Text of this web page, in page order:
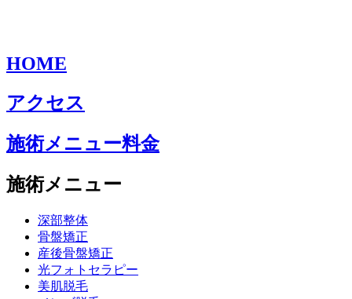
HOME
アクセス
施術メニュー料金
施術メニュー
深部整体
骨盤矯正
産後骨盤矯正
光フォトセラピー
美肌脱毛